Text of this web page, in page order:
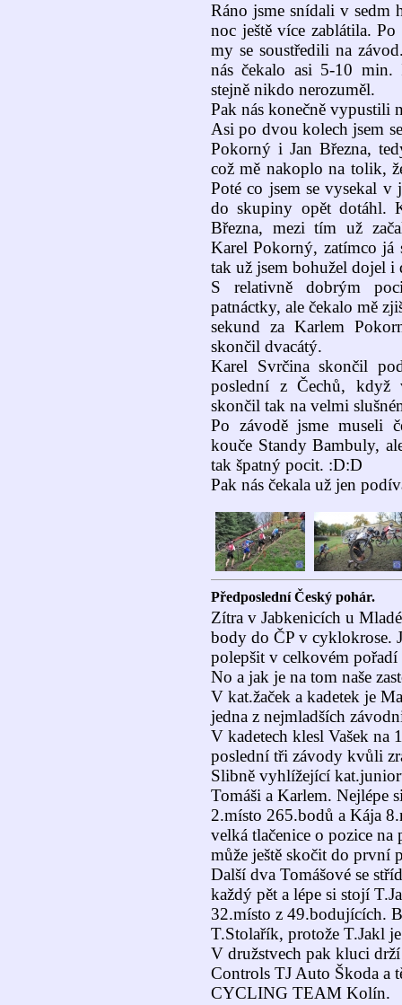
Ráno jsme snídali v sedm
noc ještě více zablátila.
my se soustředili na
nás čekalo asi 5-10 min.
stejně nikdo nerozuměl.
Pak nás konečně vypustili
Asi po dvou kolech jsem
Pokorný i Jan Března,
což mě nakoplo na tolik,
Poté co jsem se vysekal v
do skupiny opět dotáhl.
Března, mezi tím už
Karel Pokorný, zatímco já
tak už jsem bohužel dojel i
S relativně dobrým
patnáctky, ale čekalo mě
sekund za Karlem
skončil dvacátý.
Karel Svrčina skončil
poslední z Čechů, když
skončil tak na velmi
Po závodě jsme museli
kouče Standy Bambuly,
tak špatný pocit. :D:D
Pak nás čekala už jen
Předposlední Český pohár.
Zítra v Jabkenicích u
body do ČP v cyklokrose.
polepšit v celkovém
No a jak je na tom naše
V kat.žaček a kadetek je
jedna z nejmladších
V kadetech klesl Vašek na
poslední tři závody kvůli
Slibně vyhlížející
Tomáši a Karlem. Nejlépe
2.místo 265.bodů a Kája
velká tlačenice o pozice na
může ještě skočit do první
Další dva Tomášové se
každý pět a lépe si stojí
32.místo z 49.bodujících.
T.Stolařík, protože T.Jakl
V družstvech pak kluci
Controls TJ Auto Škoda a
CYCLING TEAM Kolín.